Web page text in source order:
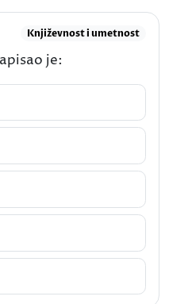
Književnost i umetnost
je: